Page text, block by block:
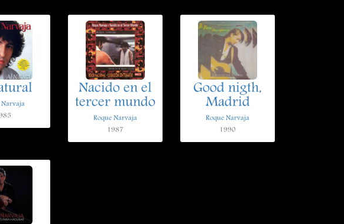
Narvaja
Nacido en el
tercer mundo
Roque Narvaja
1987
Good nigth,
Madrid
Roque Narvaja
1990